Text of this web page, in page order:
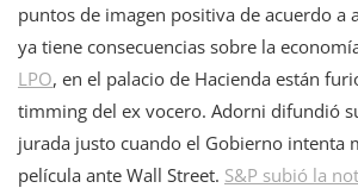
puntos de imagen positiva de acuerdo a
ya tiene consecuencias sobre la
LPO, en el palacio de Hacienda están
timming del ex vocero. Adorni difundió
jurada justo cuando el Gobierno intenta
película ante Wall Street. S&P subió la